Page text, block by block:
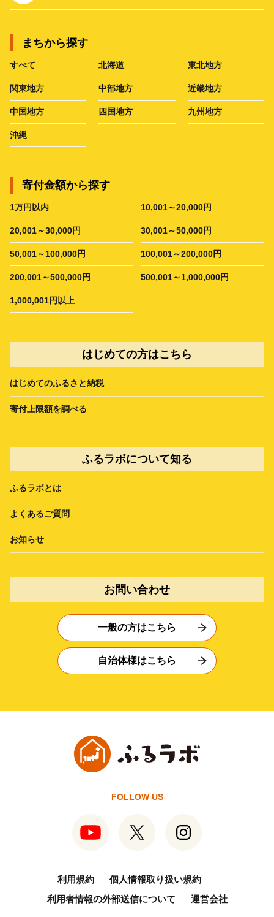
まちから探す
すべて 北海道 東北地方
関東地方 中部地方 近畿地方
中国地方 四国地方 九州地方
沖縄
寄付金額から探す
1万円以内 10,001～20,000円
20,001～30,000円 30,001～50,000円
50,001～100,000円 100,001～200,000円
200,001～500,000円 500,001～1,000,000円
1,000,001円以上
はじめての方はこちら
はじめてのふるさと納税
寄付上限額を調べる
ふるラボについて知る
ふるラボとは
よくあるご質問
お知らせ
お問い合わせ
一般の方はこちら
自治体様はこちら
FOLLOW US
利用規約
個人情報取り扱い規約
利用者情報の外部送信について
運営会社